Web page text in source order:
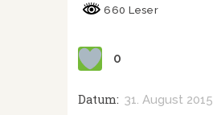
660 Leser
0
Datum: 31. August 2015